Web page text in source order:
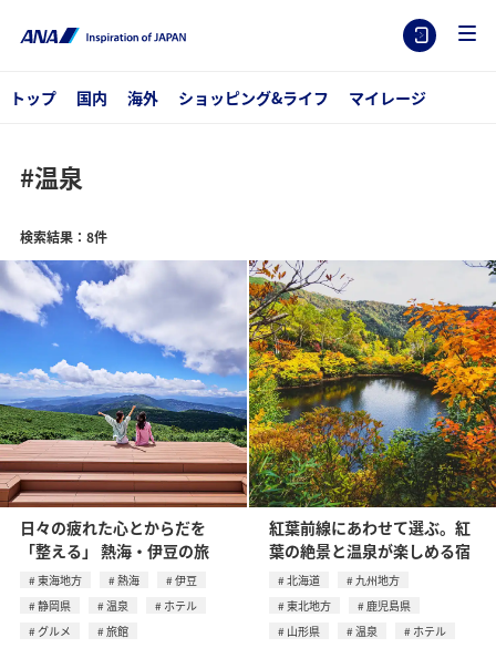
トップ 国内 海外 ショッピング&ライフ マイレージ
#温泉
検索結果：8件
日々の疲れた心とからだを
「整える」 熱海・伊豆の旅
東海地方 熱海
伊豆
静岡県
温泉
ホテル
グルメ
旅館
紅葉前線にあわせて選ぶ。紅
葉の絶景と温泉が楽しめる宿
北海道
九州地方
東北地方
鹿児島県
山形県
温泉
ホテル